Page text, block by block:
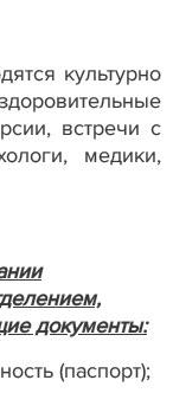
культурно
встречи с
медики,
документы:
(паспорт);